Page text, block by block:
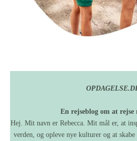
En rejseblog om at rejse
Hej. Mit navn er Rebecca. Mit mål er, at
verden, og opleve nye kulturer og at